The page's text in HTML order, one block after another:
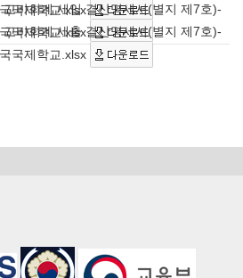
국제학교.xlsx
교비회계 세입 결산명세서(별지 제7호)-
국제학교.xlsx
교비회계 세출 결산명세서(별지 제7호)-
국제학교.xlsx